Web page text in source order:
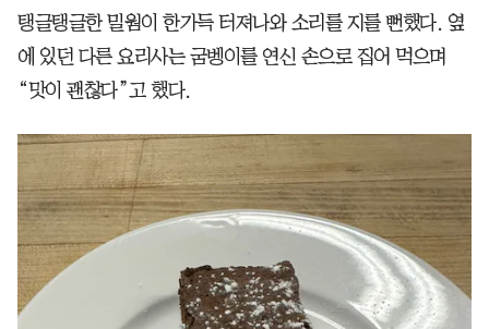
탱글탱글한 밀웜이 한가득 터져나와 소리를 지를 뻔했다. 옆
에 있던 다른 요리사는 굼벵이를 연신 손으로 집어 먹으며
“맛이 괜찮다”고 했다.